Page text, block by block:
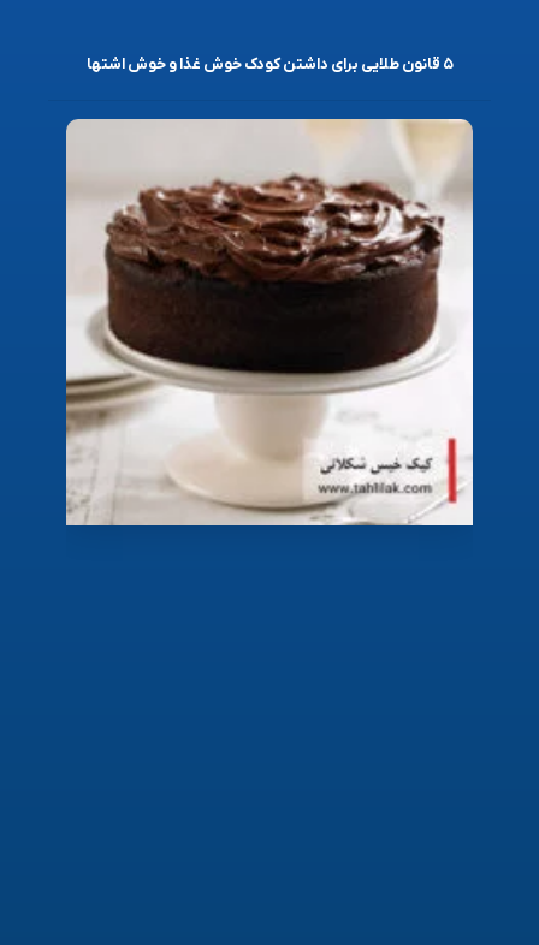
۵ قانون طلایی برای داشتن کودک خوش غذا و خوش اشتها